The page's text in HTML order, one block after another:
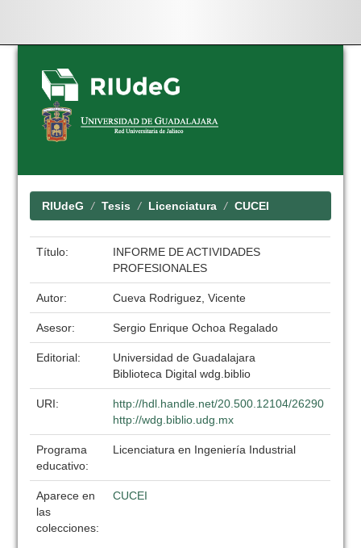
Skip
navigation
RIUdeG Tesis Licenciatura CUCEI
Título:
INFORME DE ACTIVIDADES
PROFESIONALES
Autor: Cueva Rodriguez, Vicente
Asesor: Sergio Enrique Ochoa Regalado
Editorial:
Universidad de Guadalajara
Biblioteca Digital wdg.biblio
URI:
http://hdl.handle.net/20.500.12104/26290
http://wdg.biblio.udg.mx
Programa
educativo:
Licenciatura en Ingeniería Industrial
Aparece en
las
colecciones:
CUCEI